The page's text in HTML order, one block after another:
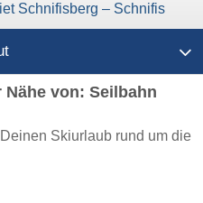
Schnifisberg – Schnifis
von: Seilbahn
Skiurlaub rund um die